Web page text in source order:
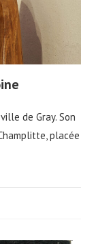
de Gray. Son
placée